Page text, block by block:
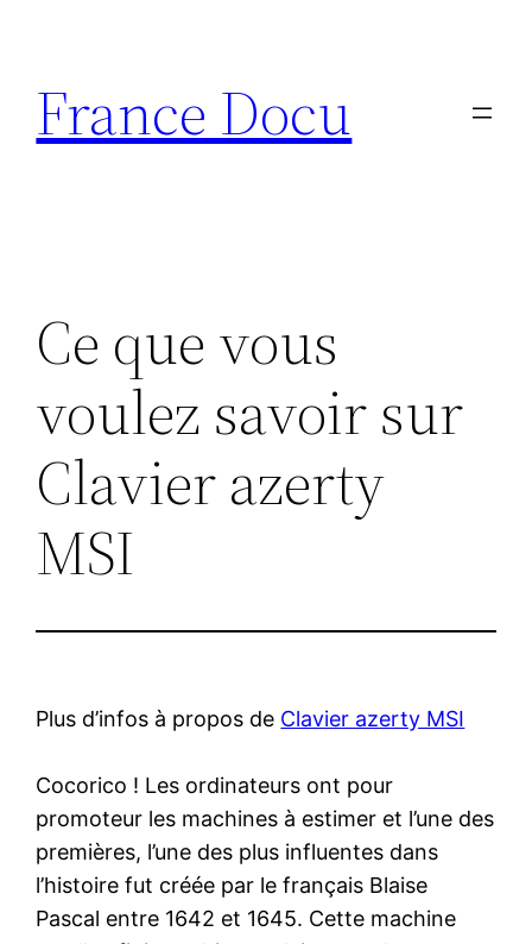
contenu
France Docu
Ce que vous
voulez savoir sur
Clavier azerty
MSI
Plus d’infos à propos de Clavier azerty MSI
Cocorico ! Les ordinateurs ont pour
promoteur les machines à estimer et l’une des
premières, l’une des plus influentes dans
l’histoire fut créée par le français Blaise
Pascal entre 1642 et 1645. Cette machine